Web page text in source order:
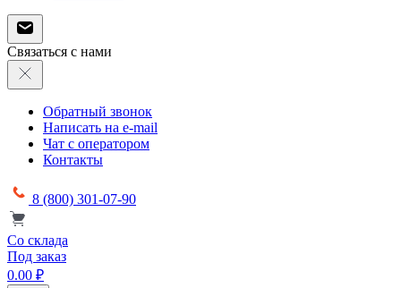
Связаться с нами
Обратный звонок
Написать на e-mail
Чат с оператором
Контакты
8 (800) 301-07-90
Со склада
Под заказ
0.00 ₽